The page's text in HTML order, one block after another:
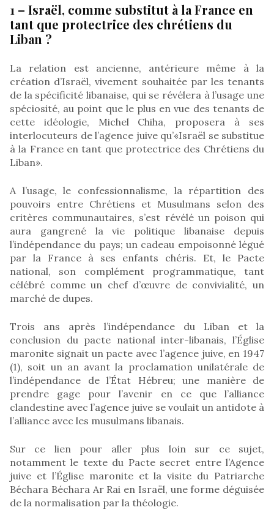
1 – Israël, comme substitut à la France en
tant que protectrice des chrétiens du
Liban ?
La relation est ancienne, antérieure même à la
création d’Israël, vivement souhaitée par les tenants
de la spécificité libanaise, qui se révélera à l’usage une
spéciosité, au point que le plus en vue des tenants de
cette idéologie, Michel Chiha, proposera à ses
interlocuteurs de l’agence juive qu’«Israël se substitue
à la France en tant que protectrice des Chrétiens du
Liban».
A l’usage, le confessionnalisme, la répartition des
pouvoirs entre Chrétiens et Musulmans selon des
critères communautaires, s’est révélé un poison qui
aura gangrené la vie politique libanaise depuis
l’indépendance du pays; un cadeau empoisonné légué
par la France à ses enfants chéris. Et, le Pacte
national, son complément programmatique, tant
célébré comme un chef d’œuvre de convivialité, un
marché de dupes.
Trois ans après l’indépendance du Liban et la
conclusion du pacte national inter-libanais, l’Église
maronite signait un pacte avec l’agence juive, en 1947
(1), soit un an avant la proclamation unilatérale de
l’indépendance de l’État Hébreu; une manière de
prendre gage pour l’avenir en ce que l’alliance
clandestine avec l’agence juive se voulait un antidote à
l’alliance avec les musulmans libanais.
Sur ce lien pour aller plus loin sur ce sujet,
notamment le texte du Pacte secret entre l’Agence
juive et l’Église maronite et la visite du Patriarche
Béchara Béchara Ar Rai en Israël, une forme déguisée
de la normalisation par la théologie.